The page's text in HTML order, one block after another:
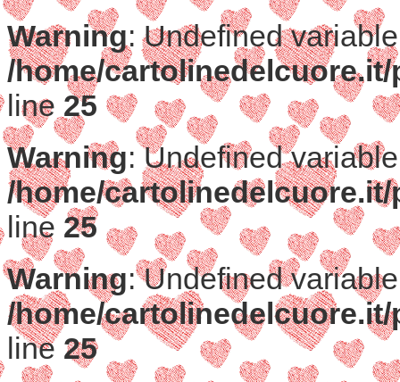
Warning: Undefined
/home/
line 25
Warning: Undefined
/home/
line 25
Warning: Undefined
/home/
line25